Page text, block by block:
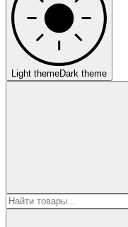
Light themeDark theme